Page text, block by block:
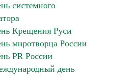
системного
Крещения Руси
миротворца России
PR России
день